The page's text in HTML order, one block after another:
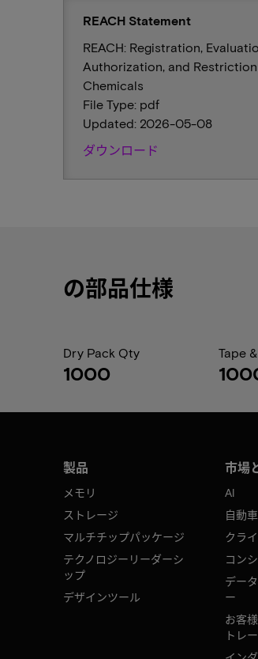
REACH Statement
REACH: Registration,
Authorization, and
Chemicals
File Type: pdf
Updated: 2026-05-08
ダウンロード
の部品仕様
Dry Pack Qty
1000
Tape
製品
メモリ
ストレージ
マルチチップパッケージ
テクノロジーリーダーシ
ップ
デザインツール
市場
AI
自動車
クラ
コン
デー
ー
お客
トレ